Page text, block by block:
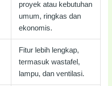
proyek atau kebutuhan
umum, ringkas dan
ekonomis.
Fitur lebih lengkap,
termasuk wastafel,
lampu, dan ventilasi.